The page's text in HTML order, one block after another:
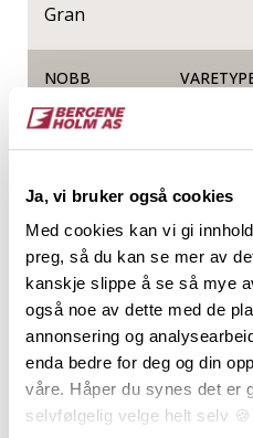
Ja, vi bruker også cookies
Med cookies kan vi gi
preg, så du kan se mer av
kanskje slippe å se så mye
også noe av dette med de
annonsering og
enda bedre for deg og din
våre. Håper du synes det er
selvfølgelig velge helt selv 🍪
Gran
NOBB
Produktinformasjon
23x23 mm trekantlekt er
produseres som oftest i
og kløving. Trekantlekt
takpapp og takshingel ved
vindski. Trekantlekt fås